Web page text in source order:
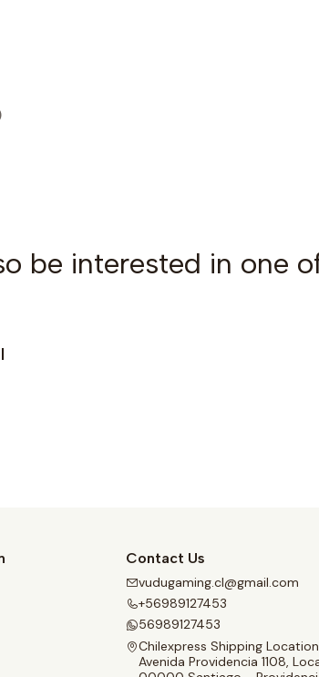
be interested in one
Contact Us
vudugaming.cl@gmail.com
+56989127453
56989127453
Chilexpress Shipping Location
Avenida Providencia 1108,